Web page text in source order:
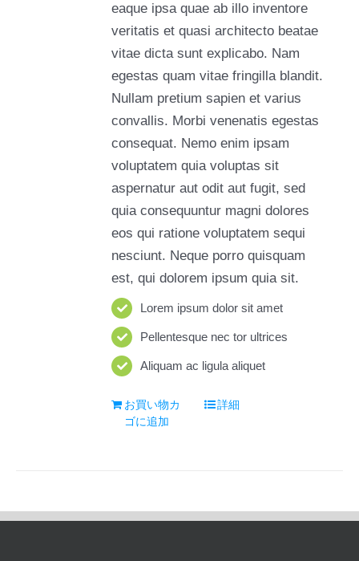
eaque ipsa quae ab illo inventore
veritatis et quasi architecto beatae
vitae dicta sunt explicabo. Nam
egestas quam vitae fringilla blandit.
Nullam pretium sapien et varius
convallis. Morbi venenatis egestas
consequat. Nemo enim ipsam
voluptatem quia voluptas sit
aspernatur aut odit aut fugit, sed
quia consequuntur magni dolores
eos qui ratione voluptatem sequi
nesciunt. Neque porro quisquam
est, qui dolorem ipsum quia sit.
Lorem ipsum dolor sit amet
Pellentesque nec tor ultrices
Aliquam ac ligula aliquet
お買い物カ
ゴに追加
詳細